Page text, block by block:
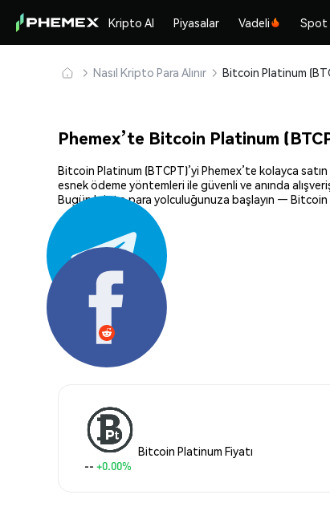
Kripto Al Piyasalar Vadeli Spot
Nasıl Kripto Para Alınır
Phemex’te Bitcoin Platinum
Bitcoin Platinum (BTCPT)’yi Phemex’te kolayca
esnek ödeme yöntemleri ile güvenli ve anında
Bugün kripto para yolculuğunuza başlayın — Bitcoin
Bitcoin Platinum Fiyatı
-- +0.00%